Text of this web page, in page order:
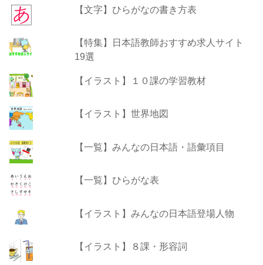
【文字】ひらがなの書き方表
【特集】日本語教師おすすめ求人サイト
19選
【イラスト】１０課の学習教材
【イラスト】世界地図
【一覧】みんなの日本語・語彙項目
【一覧】ひらがな表
【イラスト】みんなの日本語登場人物
【イラスト】８課・形容詞